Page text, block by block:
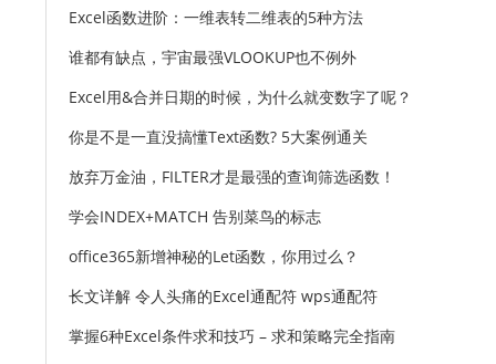
Excel函数进阶：一维表转二维表的5种方法
谁都有缺点，宇宙最强VLOOKUP也不例外
Excel用&合并日期的时候，为什么就变数字了呢？
你是不是一直没搞懂Text函数? 5大案例通关
放弃万金油，FILTER才是最强的查询筛选函数！
学会INDEX+MATCH 告别菜鸟的标志
office365新增神秘的Let函数，你用过么？
长文详解 令人头痛的Excel通配符 wps通配符
掌握6种Excel条件求和技巧 – 求和策略完全指南